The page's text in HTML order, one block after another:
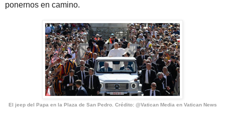
ponernos en camino.
El jeep del Papa en la Plaza de San Pedro. Crédito: @Vatican Media en Vatican News